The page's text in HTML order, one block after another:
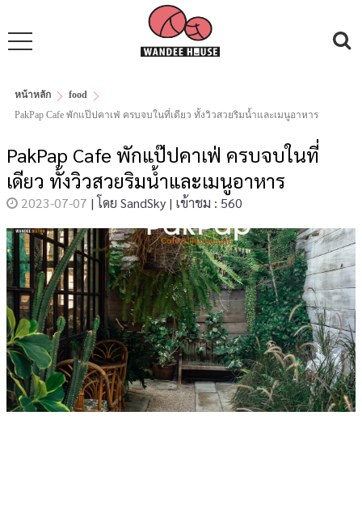
หน้าหลัก
food
PakPap​ Cafe​ พักแป๊ป​คาเฟ่ ครบจบในที่เดียว ทั้งวิวสวยริมน้ำและเมนูอาหาร
PakPap​ Cafe​ พักแป๊ป​คาเฟ่ ครบจบในที่
เดียว ทั้งวิวสวยริมน้ำและเมนูอาหาร
2023-07-07 | โดย SandSky | เข้าชม : 560